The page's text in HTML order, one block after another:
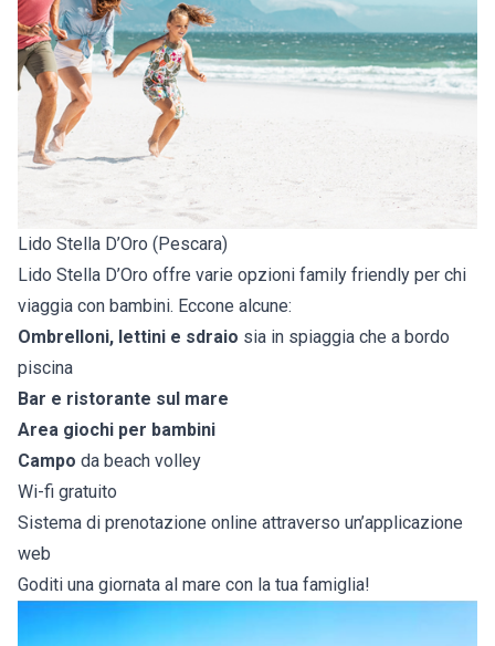
Lido Stella D’Oro (Pescara)
Lido Stella D’Oro offre varie opzioni family friendly per chi
viaggia con bambini. Eccone alcune:
Ombrelloni, lettini e sdraio sia in spiaggia che a bordo
piscina
Bar e ristorante sul mare
Area giochi per bambini
Campo da beach volley
Wi-fi gratuito
Sistema di prenotazione online attraverso un’applicazione
web
Goditi una giornata al mare con la tua famiglia!